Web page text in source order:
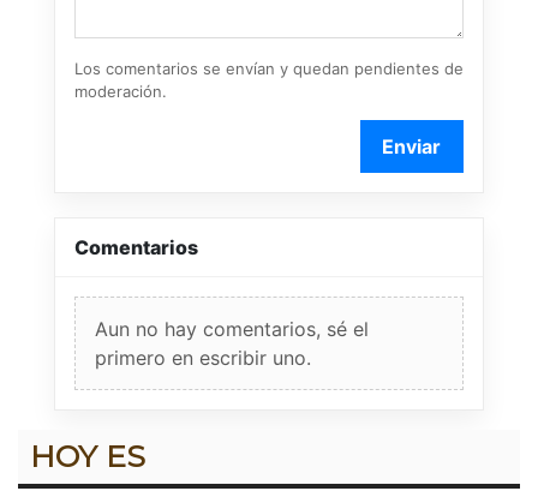
Los comentarios se envían y quedan pendientes de
moderación.
Enviar
Comentarios
Aun no hay comentarios, sé el
primero en escribir uno.
HOY ES